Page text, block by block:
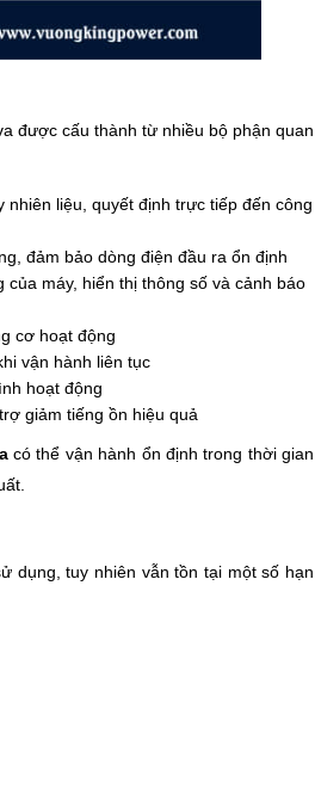
được cấu thành từ nhiều bộ phận quan
liệu, quyết định trực tiếp đến công
đảm bảo dòng điện đầu ra ổn định
máy, hiển thị thông số và cảnh báo
cơ hoạt động
vận hành liên tục
hoạt động
giảm tiếng ồn hiệu quả
có thể vận hành ổn định trong thời gian
dụng, tuy nhiên vẫn tồn tại một số hạn